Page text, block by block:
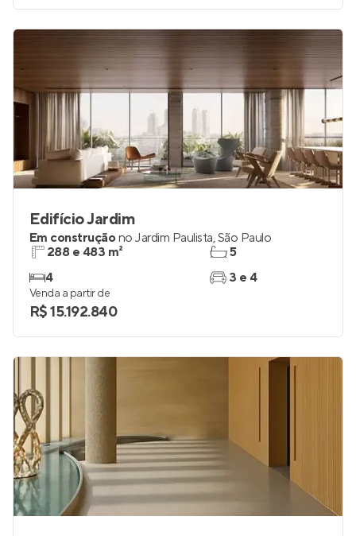
Edifício Jardim
Em construçãono Jardim Paulista,São Paulo
288 e 483 m²
4
5
3 e 4
Venda a partir de
R$ 15.192.840